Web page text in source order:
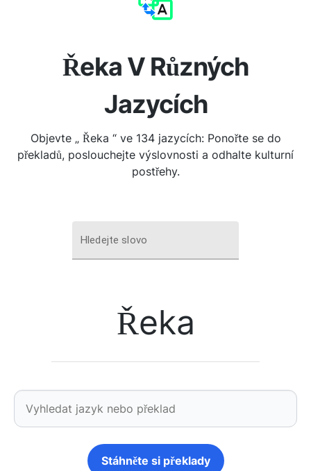
Řeka V Různých
Jazycích
Objevte „ Řeka “ ve 134 jazycích: Ponořte se do
překladů, poslouchejte výslovnosti a odhalte kulturní
postřehy.
Hledejte slovo
Řeka
Stáhněte si překlady